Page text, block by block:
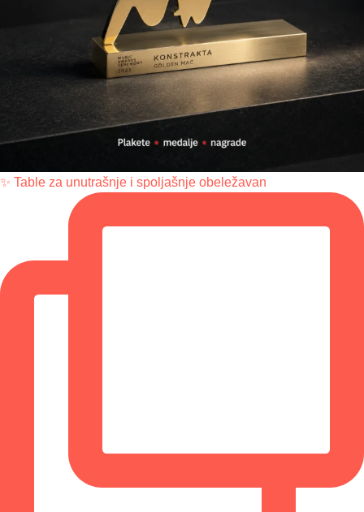
✨ Table za unutrašnje i spoljašnje obeležavan